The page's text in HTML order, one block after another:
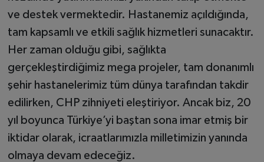
ve destek vermektedir. Hastanemiz açıldığında,
tam kapsamlı ve etkili sağlık hizmetleri sunacaktır.
Her zaman olduğu gibi, sağlıkta
gerçekleştirdiğimiz mega projeler, tam donanımlı
şehir hastanelerimiz tüm dünya tarafından takdir
edilirken, CHP zihniyeti eleştiriyor. Ancak biz, 20
yıl boyunca Türkiye’yi baştan sona imar etmiş bir
iktidar olarak, icraatlarımızla milletimizin yanında
olmaya devam edeceğiz.